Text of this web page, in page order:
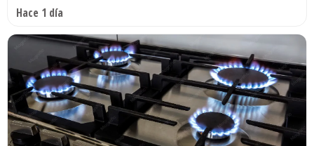
Hace 1 día